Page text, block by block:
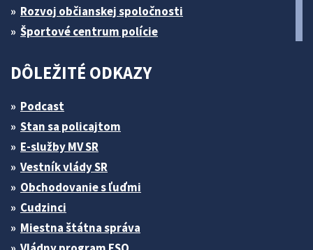
Rozvoj občianskej spoločnosti
Športové centrum polície
DÔLEŽITÉ ODKAZY
Podcast
Stan sa policajtom
E-služby MV SR
Vestník vlády SR
Obchodovanie s ľuďmi
Cudzinci
Miestna štátna správa